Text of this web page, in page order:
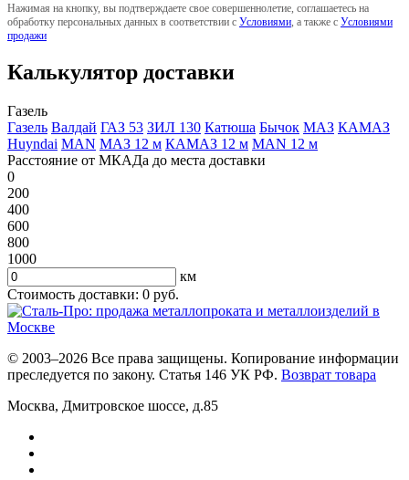
Нажимая на кнопку, вы подтверждаете свое совершеннолетие, соглашаетесь на
обработку персональных данных в соответствии с Условиями , а также с Условиями
продажи
Калькулятор доставки
Газель
Газель Валдай ГАЗ 53 ЗИЛ 130 Катюша Бычок МАЗ КАМАЗ
Huyndai MAN МАЗ 12 м КАМАЗ 12 м MAN 12 м
Расстояние от МКАДа до места доставки
0
200
400
600
800
1000
км
Стоимость доставки: 0 руб.
© 2003–2026 Все права защищены. Копирование информации
преследуется по закону. Статья 146 УК РФ. Возврат товара
Москва, Дмитровское шоссе, д.85